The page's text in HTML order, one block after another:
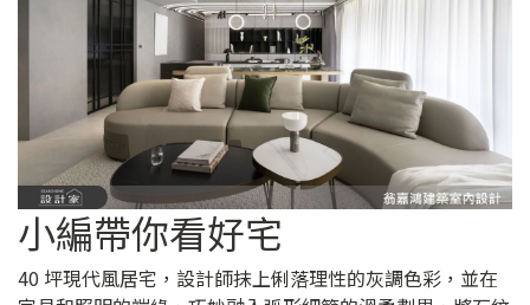
小編帶你看好宅
40 坪現代風居宅，設計師抹上俐落理性的灰調色彩，並在